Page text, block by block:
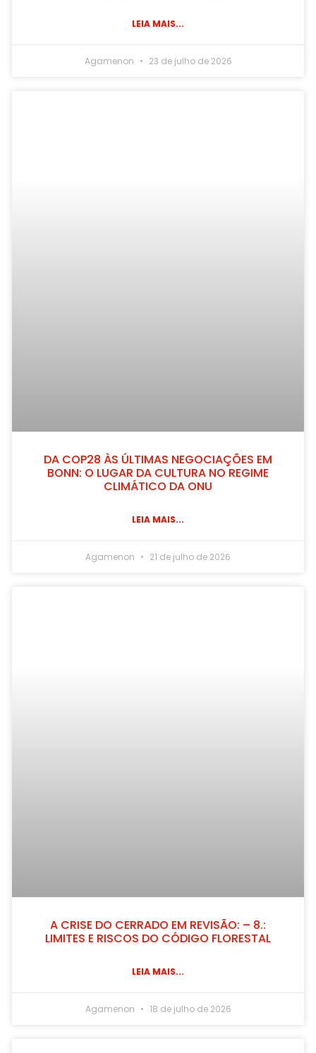
LEIA MAIS...
Agamenon 23 de julho de 2026
DA COP28 ÀS ÚLTIMAS NEGOCIAÇÕES EM
BONN: O LUGAR DA CULTURA NO REGIME
CLIMÁTICO DA ONU
LEIA MAIS...
Agamenon 21 de julho de 2026
A CRISE DO CERRADO EM REVISÃO: – 8.:
LIMITES E RISCOS DO CÓDIGO FLORESTAL
LEIA MAIS...
Agamenon 18 de julho de 2026